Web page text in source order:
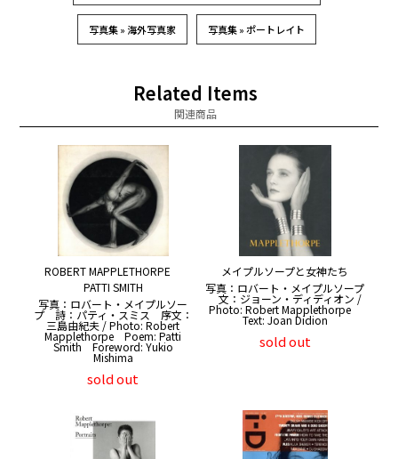
写真集 » 海外写真家 写真集 » ポートレイト
Related Items
関連商品
ROBERT MAPPLETHORPE
PATTI SMITH
写真：ロバート・メイプルソー
プ 詩：パティ・スミス 序文：
三島由紀夫 / Photo: Robert
Mapplethorpe Poem: Patti
Smith Foreword: Yukio
Mishima
sold out
メイプルソープと女神たち
写真：ロバート・メイプルソープ
文：ジョーン・ディディオン /
Photo: Robert Mapplethorpe
Text: Joan Didion
sold out